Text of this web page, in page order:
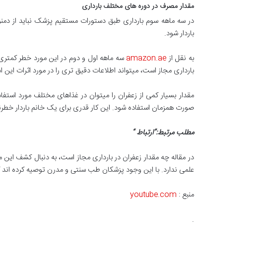
مقدار مصرف در دوره های مختلف بارداری
در سه ماهه سوم بارداری طبق دستورات مستقیم پزشک نباید از
باردار شود.
به نقل ازamazon.aeسه ماهه اول و دوم در این مورد خطر
بارداری مجاز است، میتواند اطلاعات دقیق تری را در مورد اثرات این
مقدار بسیار کمی از زعفران را میتوان در غذاهای مختلف مورد
صورت همزمان استفاده شود. این کار قدری برای یک خانم باردار
مطلب مرتبط:”ارتباط“
در مقاله چه مقدار زعفران در بارداری مجاز است، به دنبال کشف
علمی ندارد. با این وجود پزشکان طب سنتی و مدرن توصیه کرده اند
منبع : youtube.com
.